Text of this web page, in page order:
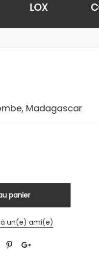
LOX
Madagascar
un(e) ami(e)